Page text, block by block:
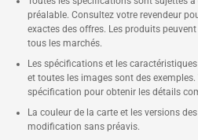
préalable. Consultez votre revendeur
exactes des offres. Les produits
tous les marchés.
Les spécifications et les
et toutes les images sont des
spécification pour obtenir les détails
La couleur de la carte et les versions
modification sans préavis.